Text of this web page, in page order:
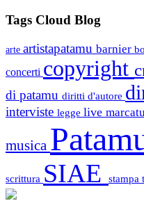
Tags Cloud Blog
arte artistapatamu barnier
concerti copyright
di patamu diritti d'autore
interviste legge live
musica
scrittura SIAE stampa